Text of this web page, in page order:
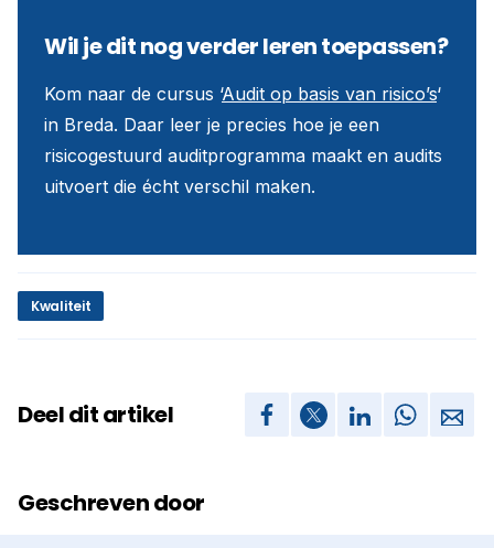
Wil je dit nog verder leren toepassen?
Kom naar de cursus ‘Audit op basis van risico’s‘
in Breda. Daar leer je precies hoe je een
risicogestuurd auditprogramma maakt en audits
uitvoert die écht verschil maken.
Kwaliteit
Deel dit artikel
Geschreven door